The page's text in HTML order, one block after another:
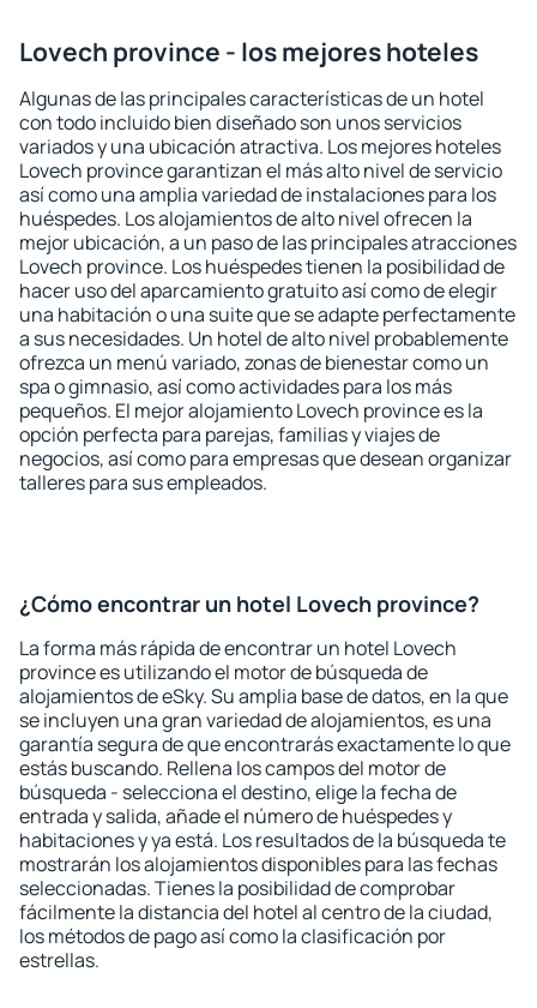
Lovech province - los mejores hoteles
Algunas de las principales características de un hotel
con todo incluido bien diseñado son unos servicios
variados y una ubicación atractiva. Los mejores hoteles
Lovech province garantizan el más alto nivel de servicio
así como una amplia variedad de instalaciones para los
huéspedes. Los alojamientos de alto nivel ofrecen la
mejor ubicación, a un paso de las principales atracciones
Lovech province. Los huéspedes tienen la posibilidad de
hacer uso del aparcamiento gratuito así como de elegir
una habitación o una suite que se adapte perfectamente
a sus necesidades. Un hotel de alto nivel probablemente
ofrezca un menú variado, zonas de bienestar como un
spa o gimnasio, así como actividades para los más
pequeños. El mejor alojamiento Lovech province es la
opción perfecta para parejas, familias y viajes de
negocios, así como para empresas que desean organizar
talleres para sus empleados.
¿Cómo encontrar un hotel Lovech province?
La forma más rápida de encontrar un hotel Lovech
province es utilizando el motor de búsqueda de
alojamientos de eSky. Su amplia base de datos, en la que
se incluyen una gran variedad de alojamientos, es una
garantía segura de que encontrarás exactamente lo que
estás buscando. Rellena los campos del motor de
búsqueda - selecciona el destino, elige la fecha de
entrada y salida, añade el número de huéspedes y
habitaciones y ya está. Los resultados de la búsqueda te
mostrarán los alojamientos disponibles para las fechas
seleccionadas. Tienes la posibilidad de comprobar
fácilmente la distancia del hotel al centro de la ciudad,
los métodos de pago así como la clasificación por
estrellas.